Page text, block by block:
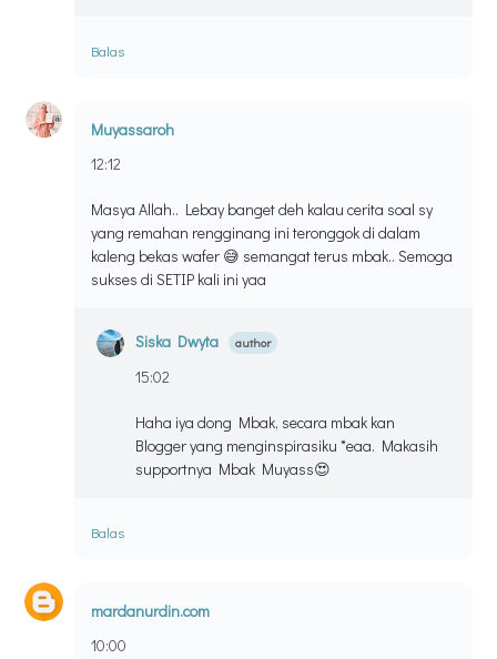
Balas
Muyassaroh
12:12
Masya Allah.. Lebay banget deh kalau cerita soal sy
yang remahan rengginang ini teronggok di dalam
kaleng bekas wafer 😅 semangat terus mbak.. Semoga
sukses di SETIP kali ini yaa
Siska Dwyta
15:02
Haha iya dong Mbak, secara mbak kan
Blogger yang menginspirasiku *eaa. Makasih
supportnya Mbak Muyass😍
Balas
mardanurdin.com
10:00